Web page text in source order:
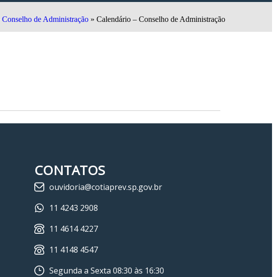
Conselho de Administração » Calendário – Conselho de Administração
CONTATOS
ouvidoria@cotiaprev.sp.gov.br
11 4243 2908
11 4614 4227
11 4148 4547
Segunda a Sexta 08:30 às 16:30